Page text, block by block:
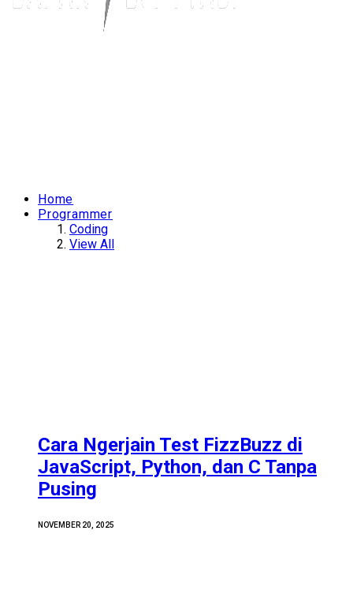
Home
Programmer
Coding
View All
Cara Ngerjain Test FizzBuzz di
JavaScript, Python, dan C Tanpa
Pusing
NOVEMBER 20, 2025